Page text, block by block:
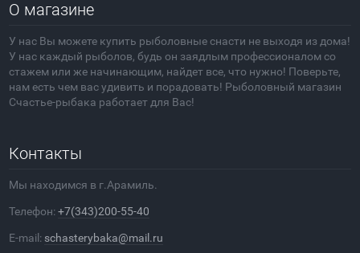
О магазине
У нас Вы можете купить рыболовные снасти не выходя из дома!
У нас каждый рыболов, будь он заядлым профессионалом со
стажем или же начинающим, найдет все, что нужно! Поверьте,
нам есть чем вас удивить и порадовать! Рыболовный магазин
Счастье-рыбака работает для Вас!
Контакты
Мы находимся в г.Арамиль.
Телефон:+7(343)200-55-40
E-mail: schasterybaka@mail.ru